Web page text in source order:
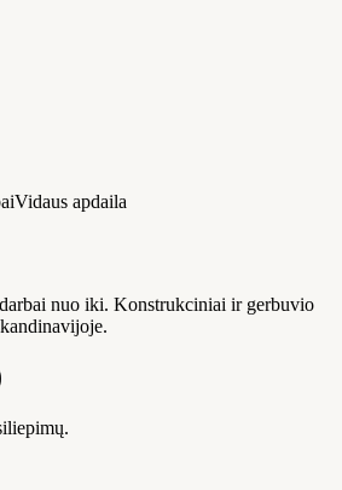
Vidaus apdaila
nuo iki. Konstrukciniai ir gerbuvio